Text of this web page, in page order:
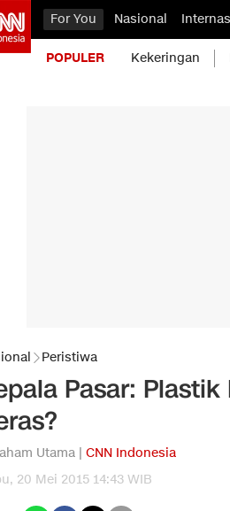
For You Nasional
POPULER Kekeringan
Peristiwa
Pasar:
Utama | CNN Indonesia
20 Mei 2015 14:43 WIB